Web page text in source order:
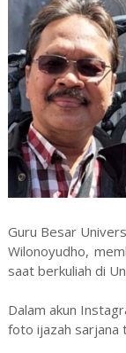
Guru Besar
Wilonoyudho,
saat berkuliah di
Dalam akun
foto ijazah sarjana